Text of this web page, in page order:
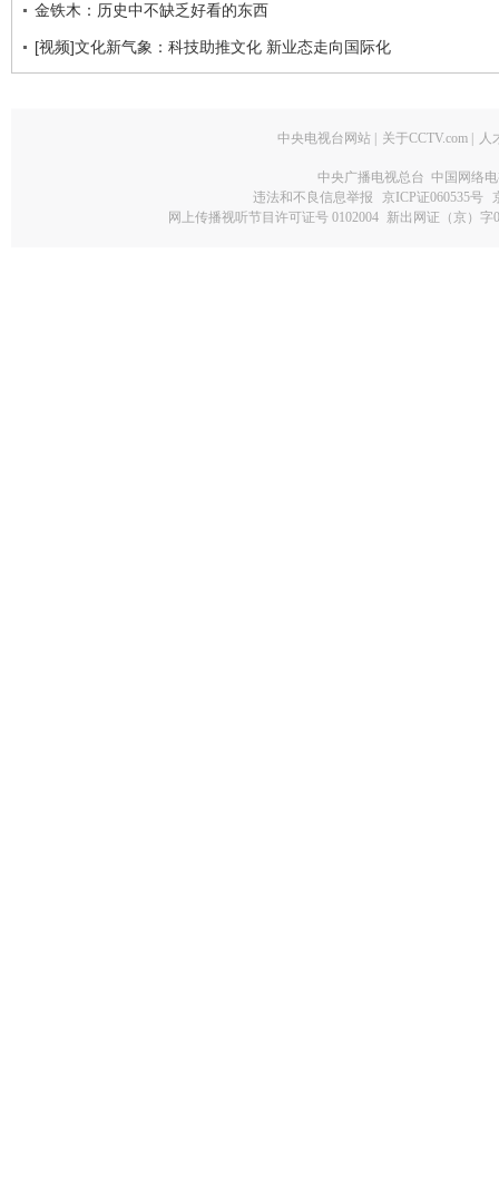
金铁木：历史中不缺乏好看的东西
[视频]文化新气象：科技助推文化 新业态走向国际化
中央电视台网站 关于CCTV.com 人
中央广播电视总台 中国网络
违法和不良信息举报
京ICP证060535号
网上传播视听节目许可证号 0102004 新出网证（京）